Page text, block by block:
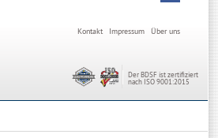
Über uns
Impressum
Kontakt
Der BDSF ist zertifiziert
nach ISO 9001:2015